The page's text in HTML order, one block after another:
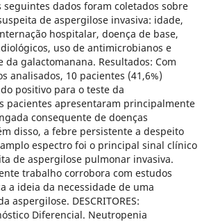
dados foram coletados sobre
de aspergilose invasiva: idade,
hospitalar, doença de base,
uso de antimicrobianos e
da galactomanana. Resultados: Com
analisados, 10 pacientes (41,6%)
positivo para o teste da
pacientes apresentaram principalmente
consequente de doenças
disso, a febre persistente a despeito
espectro foi o principal sinal clínico
de aspergilose pulmonar invasiva.
trabalho corrobora com estudos
a ideia da necessidade de uma
aspergilose. DESCRITORES:
Diferencial. Neutropenia